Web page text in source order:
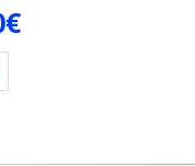
€